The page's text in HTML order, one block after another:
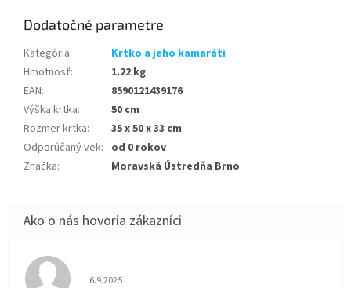
Dodatočné parametre
Kategória:
Krtko a jeho kamaráti
Hmotnosť:
1.22 kg
EAN:
8590121439176
Výška krtka:
50 cm
Rozmer krtka:
35 x 50 x 33 cm
Odporúčaný vek: od 0 rokov
Značka: Moravská Ústredňa Brno
Hodnotenie obchodu je 5 z 5 hviezdičiek.
6.9.2025